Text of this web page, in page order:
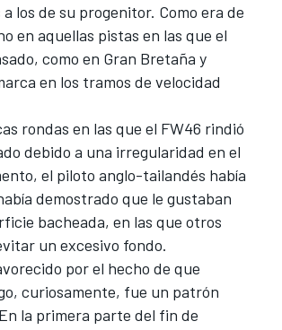
los de su progenitor. Como era de
en aquellas pistas en las que el
como en Gran Bretaña y
en los tramos de velocidad
rondas en las que el FW46 rindió
debido a una irregularidad en el
el piloto anglo-tailandés había
demostrado que le gustaban
bacheada, en las que otros
un excesivo fondo.
por el hecho de que
curiosamente, fue un patrón
la primera parte del fin de